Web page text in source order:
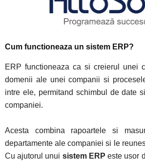
Cum functioneaza un sistem ERP?
ERP functioneaza ca si creierul unei
domenii ale unei companii si
intre ele, permitand schimbul de date
companiei.
Acesta combina rapoartele si
departamente ale companiei si le
Cu ajutorul unui sistem ERP este usor